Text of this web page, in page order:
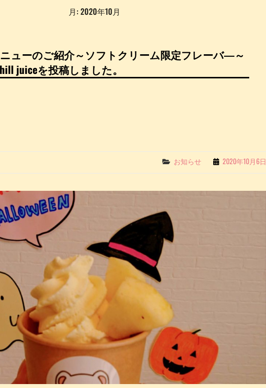
月:2020年10月
ューのご紹介～ソフトクリーム限定フレーバ―～
juiceを投稿しました。
Categories
お知らせ 2020年10月6日